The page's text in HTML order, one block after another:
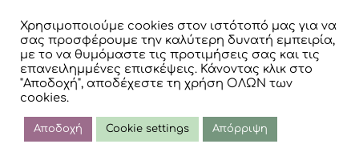
© Copyright
Πολιτική Προστασίας Προσωπικών Δεδομένων
Χρησιμοποιούμε cookies στον ιστότοπό μας για να
σας προσφέρουμε την καλύτερη δυνατή εμπειρία,
με το να θυμόμαστε τις προτιμήσεις σας και τις
επανειλημμένες επισκέψεις. Κάνοντας κλικ στο
"Αποδοχή", αποδέχεστε τη χρήση ΟΛΩΝ των
cookies.
Αποδοχή Cookie settings Απόρριψη